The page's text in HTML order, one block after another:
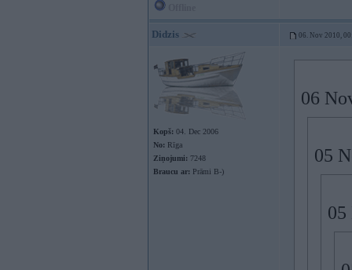
Didzis 06. Nov 2010,
Kopš: 04. Dec 2006
No: Rīga
Ziņojumi: 7248
Braucu ar: Prāmi B-)
06
05
05